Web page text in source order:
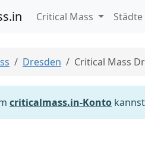
Critical Mass Städte
Dresden Critical Mass
criticalmass.in-Konto